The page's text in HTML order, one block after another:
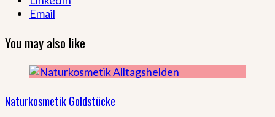
Email
You may also like
Naturkosmetik Goldstücke